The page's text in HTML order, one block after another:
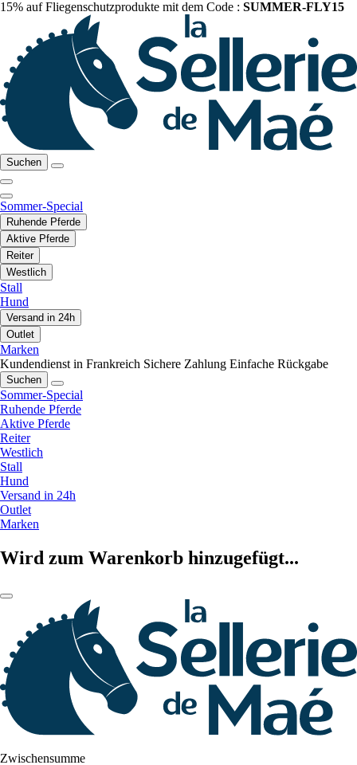
15% auf Fliegenschutzprodukte mit dem Code : SUMMER-FLY15
Suchen
Sommer-Special
Ruhende Pferde
Aktive Pferde
Reiter
Westlich
Stall
Hund
Versand in 24h
Outlet
Marken
Kundendienst in Frankreich Sichere Zahlung Einfache Rückgabe
Suchen
Sommer-Special
Ruhende Pferde
Aktive Pferde
Reiter
Westlich
Stall
Hund
Versand in 24h
Outlet
Marken
Wird zum Warenkorb hinzugefügt...
Zwischensumme